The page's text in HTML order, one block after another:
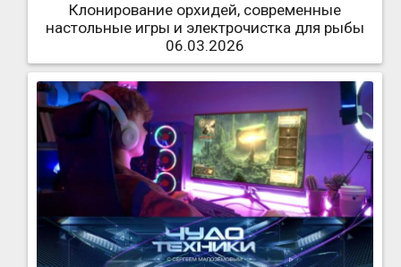
Клонирование орхидей, современные
настольные игры и электрочистка для рыбы
06.03.2026